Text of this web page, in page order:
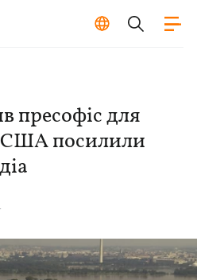
пресофіс для
США посилили